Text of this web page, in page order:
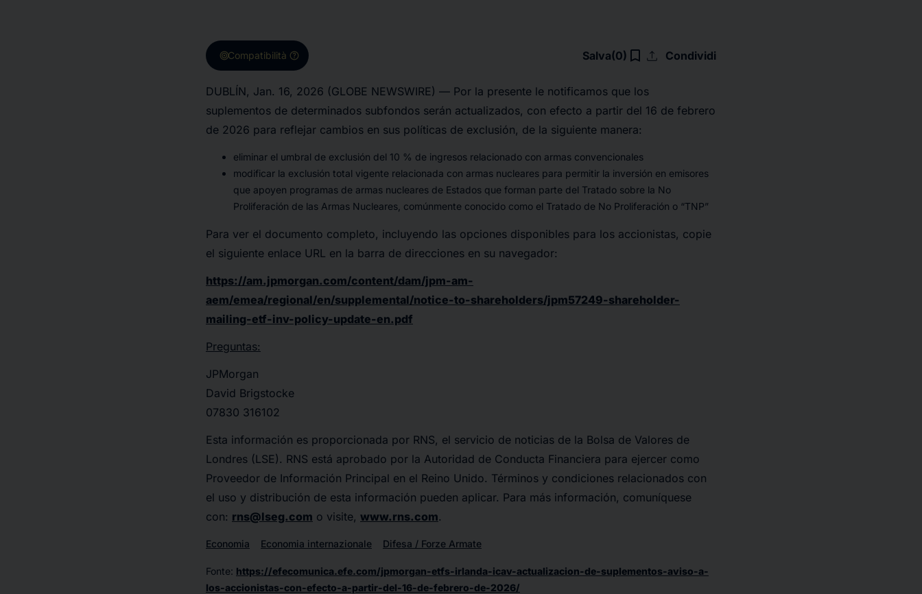
targetCompatibilità help Salva(0) bookmark_border upload Condividi
DUBLÍN, Jan. 16, 2026 (GLOBE NEWSWIRE) — Por la presente le notificamos que los
suplementos de determinados subfondos serán actualizados, con efecto a partir del 16 de febrero
de 2026 para reflejar cambios en sus políticas de exclusión, de la siguiente manera:
eliminar el umbral de exclusión del 10 % de ingresos relacionado con armas convencionales
modificar la exclusión total vigente relacionada con armas nucleares para permitir la inversión en emisores
que apoyen programas de armas nucleares de Estados que forman parte del Tratado sobre la No
Proliferación de las Armas Nucleares, comúnmente conocido como el Tratado de No Proliferación o “TNP”
Para ver el documento completo, incluyendo las opciones disponibles para los accionistas, copie
el siguiente enlace URL en la barra de direcciones en su navegador:
https://am.jpmorgan.com/content/dam/jpm-am-
aem/emea/regional/en/supplemental/notice-to-shareholders/jpm57249-shareholder-
mailing-etf-inv-policy-update-en.pdf
Preguntas:
JPMorgan
David Brigstocke
07830 316102
Esta información es proporcionada por RNS, el servicio de noticias de la Bolsa de Valores de
Londres (LSE). RNS está aprobado por la Autoridad de Conducta Financiera para ejercer como
Proveedor de Información Principal en el Reino Unido. Términos y condiciones relacionados con
el uso y distribución de esta información pueden aplicar. Para más información, comuníquese
con: rns@lseg.com o visite, www.rns.com.
Economia Economia internazionale Difesa / Forze Armate
Fonte: https://efecomunica.efe.com/jpmorgan-etfs-irlanda-icav-actualizacion-de-suplementos-aviso-a-
los-accionistas-con-efecto-a-partir-del-16-de-febrero-de-2026/